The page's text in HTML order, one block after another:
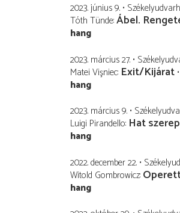
2023. június 9.
Tóth Tünde Ábel.
hang
2023. március 27.
Matei Vişniec Exit/Kijárat
hang
2023. március 9.
Luigi Pirandello Hat
hang
2022. december 22.
Witold Gombrowicz
hang